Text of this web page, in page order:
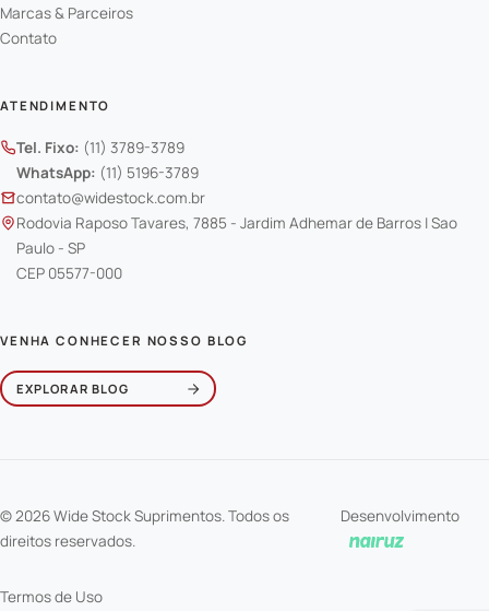
Marcas & Parceiros
Contato
ATENDIMENTO
Tel. Fixo: (11) 3789-3789
WhatsApp: (11) 5196-3789
contato@widestock.com.br
Rodovia Raposo Tavares, 7885 - Jardim Adhemar de Barros | Sao
Paulo - SP
CEP 05577-000
VENHA CONHECER NOSSO BLOG
EXPLORAR BLOG
© 2026 Wide Stock Suprimentos. Todos os
direitos reservados.
Desenvolvimento
Termos de Uso